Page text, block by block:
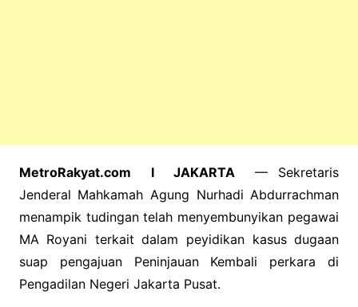
MetroRakyat.com I JAKARTA — Sekretaris
Jenderal Mahkamah Agung Nurhadi Abdurrachman
menampik tudingan telah menyembunyikan pegawai
MA Royani terkait dalam peyidikan kasus dugaan
suap pengajuan Peninjauan Kembali perkara di
Pengadilan Negeri Jakarta Pusat.